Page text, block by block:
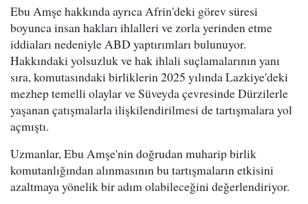
Ebu Amşe hakkında ayrıca Afrin'deki görev süresi
boyunca insan hakları ihlalleri ve zorla yerinden etme
iddiaları nedeniyle ABD yaptırımları bulunuyor.
Hakkındaki yolsuzluk ve hak ihlali suçlamalarının yanı
sıra, komutasındaki birliklerin 2025 yılında Lazkiye'deki
mezhep temelli olaylar ve Süveyda çevresinde Dürzilerle
yaşanan çatışmalarla ilişkilendirilmesi de tartışmalara yol
açmıştı.
Uzmanlar, Ebu Amşe'nin doğrudan muharip birlik
komutanlığından alınmasının bu tartışmaların etkisini
azaltmaya yönelik bir adım olabileceğini değerlendiriyor.